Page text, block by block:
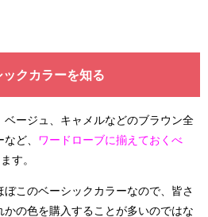
クカラーを知る
ージュ、キャメルなどのブラウン全
ど、 ワードローブに揃えておくべ
す。
このベーシックカラーなので、皆さ
の色を購入することが多いのではな